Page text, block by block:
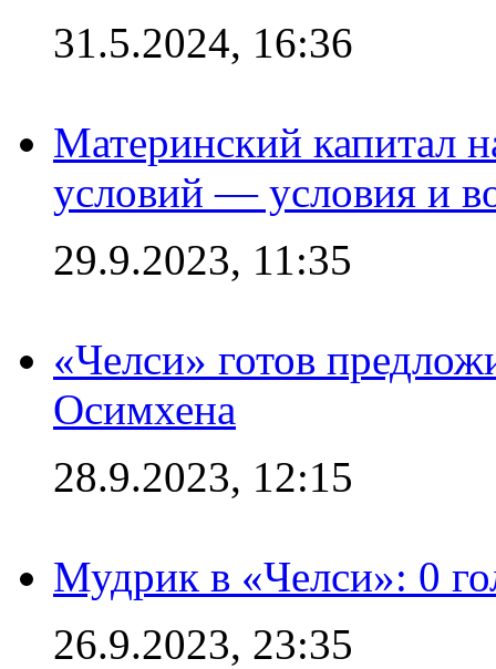
31.5.2024, 16:36
Материнский капитал
условий — условия и
29.9.2023, 11:35
«Челси» готов
Осимхена
28.9.2023, 12:15
Мудрик в «Челси»: 0
26.9.2023, 23:35